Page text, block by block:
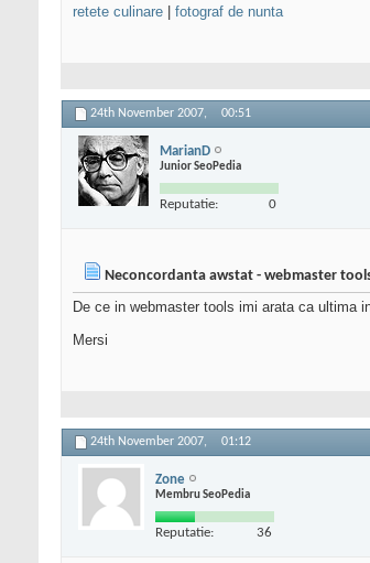
retete culinare fotograf de nunta
24th November 2007, 00:51
MarianD
Junior SeoPedia
Reputatie: 0
Neconcordanta awstat - webmaster
De ce in webmaster tools imi arata ca ultima
Mersi
24th November 2007, 01:12
Zone
Membru SeoPedia
Reputatie: 36